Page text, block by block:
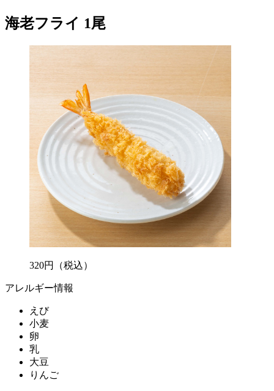
海老フライ 1尾
320円 （税込）
アレルギー情報
えび
小麦
卵
乳
大豆
りんご